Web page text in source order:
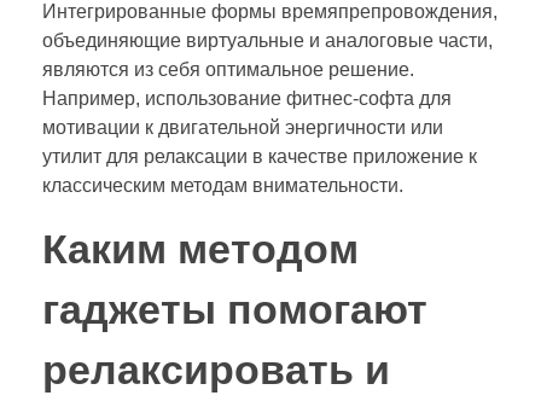
Интегрированные формы времяпрепровождения,
объединяющие виртуальные и аналоговые части,
являются из себя оптимальное решение.
Например, использование фитнес-софта для
мотивации к двигательной энергичности или
утилит для релаксации в качестве приложение к
классическим методам внимательности.
Каким методом
гаджеты помогают
релаксировать и